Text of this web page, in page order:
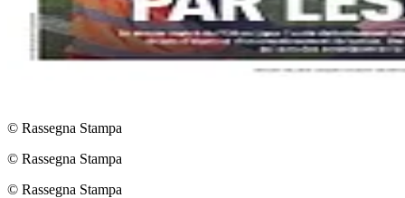
© Rassegna Stampa
© Rassegna Stampa
© Rassegna Stampa